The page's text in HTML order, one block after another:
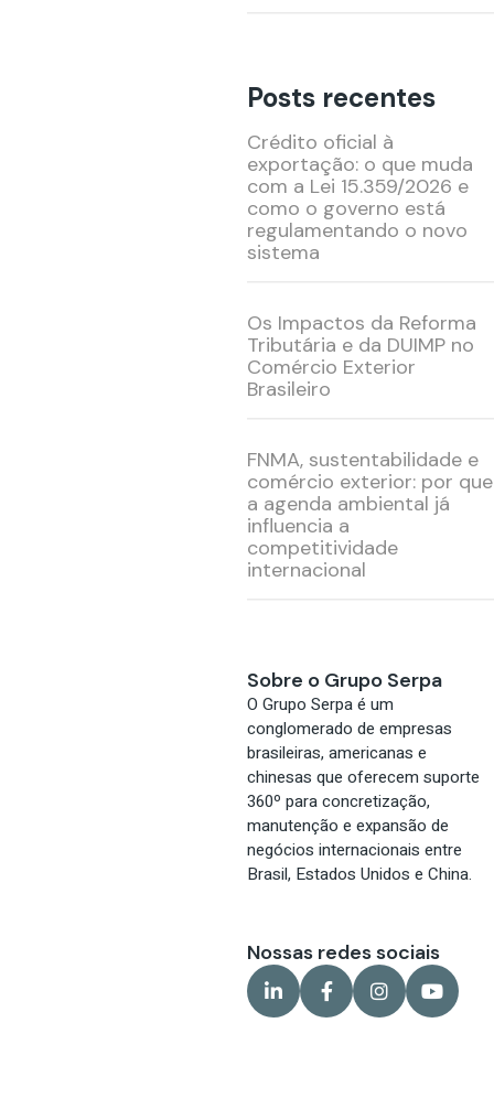
Posts recentes
Crédito oficial à
exportação: o que muda
com a Lei 15.359/2026 e
como o governo está
regulamentando o novo
sistema
Os Impactos da Reforma
Tributária e da DUIMP no
Comércio Exterior
Brasileiro
FNMA, sustentabilidade e
comércio exterior: por que
a agenda ambiental já
influencia a
competitividade
internacional
Sobre o Grupo Serpa
O Grupo Serpa é um
conglomerado de empresas
brasileiras, americanas e
chinesas que oferecem suporte
360º para concretização,
manutenção e expansão de
negócios internacionais entre
Brasil, Estados Unidos e China.
Nossas redes sociais